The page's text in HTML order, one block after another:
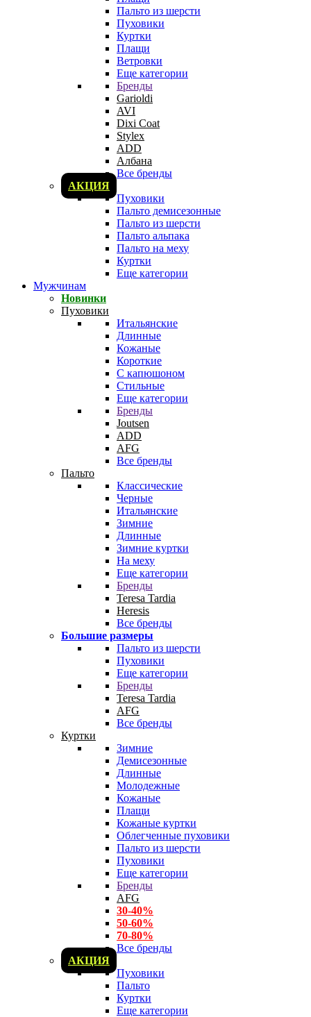
Пальто из шерсти
Пуховики
Куртки
Плащи
Ветровки
Еще категории
Бренды
Garioldi
AVI
Dixi Coat
Stylex
ADD
Албана
Все бренды
АКЦИЯ
Пуховики
Пальто демисезонные
Пальто из шерсти
Пальто альпака
Пальто на меху
Куртки
Еще категории
Мужчинам
Новинки
Пуховики
Итальянские
Длинные
Кожаные
Короткие
С капюшоном
Стильные
Еще категории
Бренды
Joutsen
ADD
AFG
Все бренды
Пальто
Классические
Черные
Итальянские
Зимние
Длинные
Зимние куртки
На меху
Еще категории
Бренды
Teresa Tardia
Heresis
Все бренды
Большие размеры
Пальто из шерсти
Пуховики
Еще категории
Бренды
Teresa Tardia
AFG
Все бренды
Куртки
Зимние
Демисезонные
Длинные
Молодежные
Кожаные
Плащи
Кожаные куртки
Облегченные пуховики
Пальто из шерсти
Пуховики
Еще категории
Бренды
AFG
30-40%
50-60%
70-80%
Все бренды
АКЦИЯ
Пуховики
Пальто
Куртки
Еще категории